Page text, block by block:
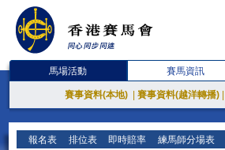
馬場活動 賽馬資訊
賽事資料(本地) 賽事資料(越洋轉播)
報名表 排位表 即時賠率 練馬師分場表